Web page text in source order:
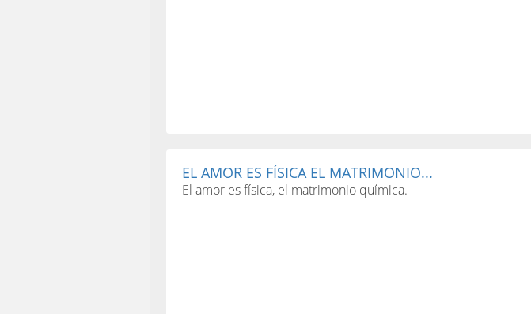
EL AMOR ES FÍSICA EL MATRIMONIO...
El amor es física, el matrimonio química.